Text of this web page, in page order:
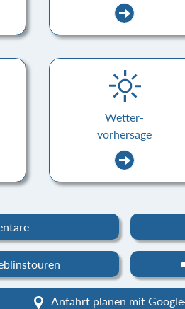
Wetter-
vorhersage
Anfahrt planen mit